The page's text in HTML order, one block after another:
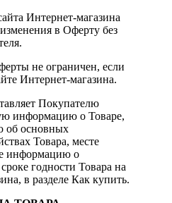
Интернет-магазина
в Оферту без
не ограничен, если
Интернет-магазина.
Покупателю
информацию о Товаре,
об основных
Товара, месте
информацию о
годности Товара на
в разделе Как купить.